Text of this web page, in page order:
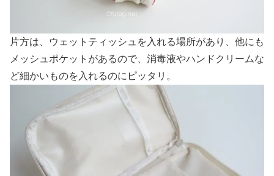
片方は、ウェットティッシュを入れる場所があり、他にも
メッシュポケットがあるので、消毒液やハンドクリームな
ど細かいものを入れるのにピッタリ。